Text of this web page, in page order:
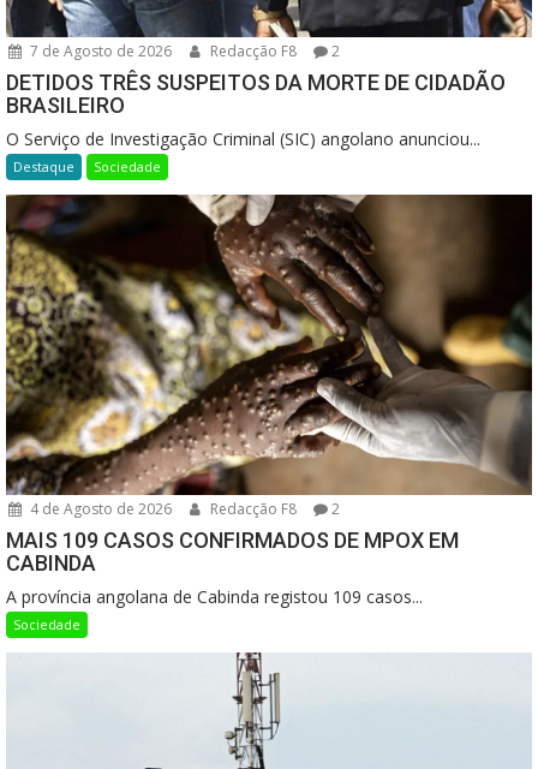
7 de Agosto de 2026 Redacção F8 2
DETIDOS TRÊS SUSPEITOS DA MORTE DE CIDADÃO
BRASILEIRO
O Serviço de Investigação Criminal (SIC) angolano anunciou...
Destaque Sociedade
4 de Agosto de 2026 Redacção F8 2
MAIS 109 CASOS CONFIRMADOS DE MPOX EM
CABINDA
A província angolana de Cabinda registou 109 casos...
Sociedade